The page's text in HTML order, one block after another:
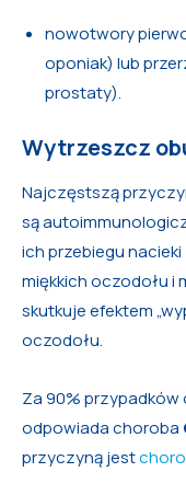
nowotwory
oponiak) lub
prostaty).
Wytrzeszcz
Najczęstszą
są
ich przebiegu
miękkich oczodołu i
skutkuje efektem
oczodołu.
Za 90%
odpowiada choroba
przyczyną jest